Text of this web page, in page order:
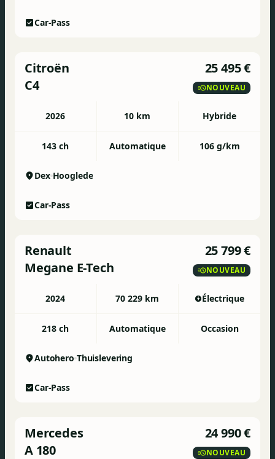
Car-Pass
Citroën
C4
25 495 €
NOUVEAU
2026 10 km Hybride
143 ch Automatique 106 g/km
Dex Hooglede
Car-Pass
Renault
Megane E-Tech
25 799 €
NOUVEAU
2024 70 229 km Électrique
218 ch Automatique Occasion
Autohero Thuislevering
Car-Pass
Mercedes
A 180
24 990 €
NOUVEAU